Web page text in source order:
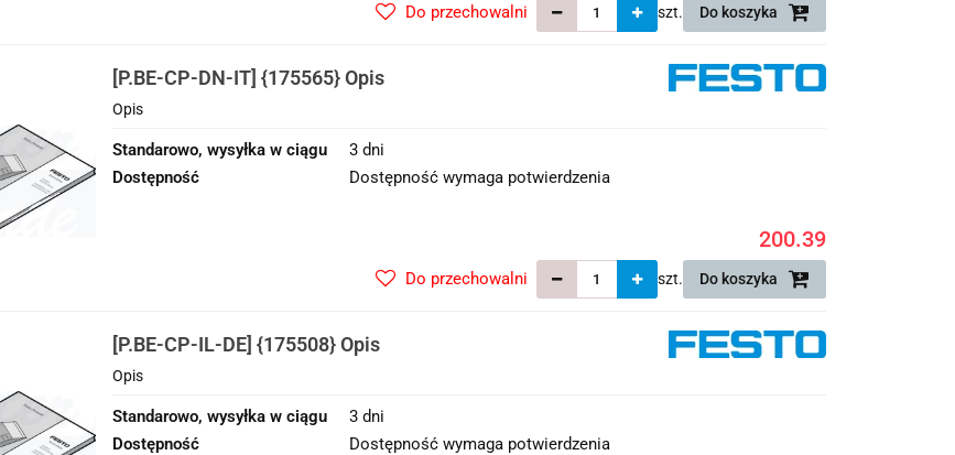
szt. Do koszyka
Do przechowalni
[P.BE-CP-DN-IT] {175565} Opis
Opis
Standarowo, wysyłka w ciągu
3 dni
Dostępność
Dostępność wymaga potwierdzenia
200.39
szt. Do koszyka
Do przechowalni
[P.BE-CP-IL-DE] {175508} Opis
Opis
Standarowo, wysyłka w ciągu
3 dni
Dostępność
Dostępność wymaga potwierdzenia